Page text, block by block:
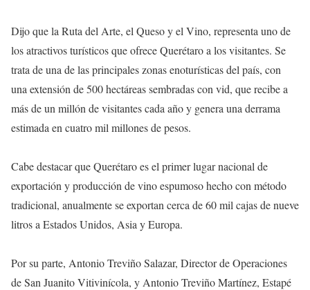
Dijo que la Ruta del Arte, el Queso y el Vino, representa uno de
los atractivos turísticos que ofrece Querétaro a los visitantes. Se
trata de una de las principales zonas enoturísticas del país, con
una extensión de 500 hectáreas sembradas con vid, que recibe a
más de un millón de visitantes cada año y genera una derrama
estimada en cuatro mil millones de pesos.
Cabe destacar que Querétaro es el primer lugar nacional de
exportación y producción de vino espumoso hecho con método
tradicional, anualmente se exportan cerca de 60 mil cajas de nueve
litros a Estados Unidos, Asia y Europa.
Por su parte, Antonio Treviño Salazar, Director de Operaciones
de San Juanito Vitivinícola, y Antonio Treviño Martínez, Estapé